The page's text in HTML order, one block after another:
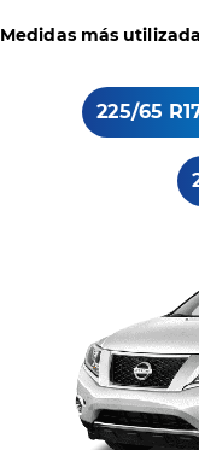
Medidas más
225/65